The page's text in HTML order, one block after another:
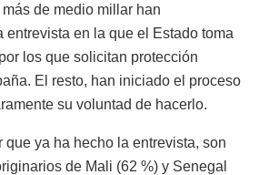
de medio millar han
entrevista en la que el Estado toma
los que solicitan protección
El resto, han iniciado el proceso
su voluntad de hacerlo.
que ya ha hecho la entrevista, son
de Mali (62 %) y Senegal